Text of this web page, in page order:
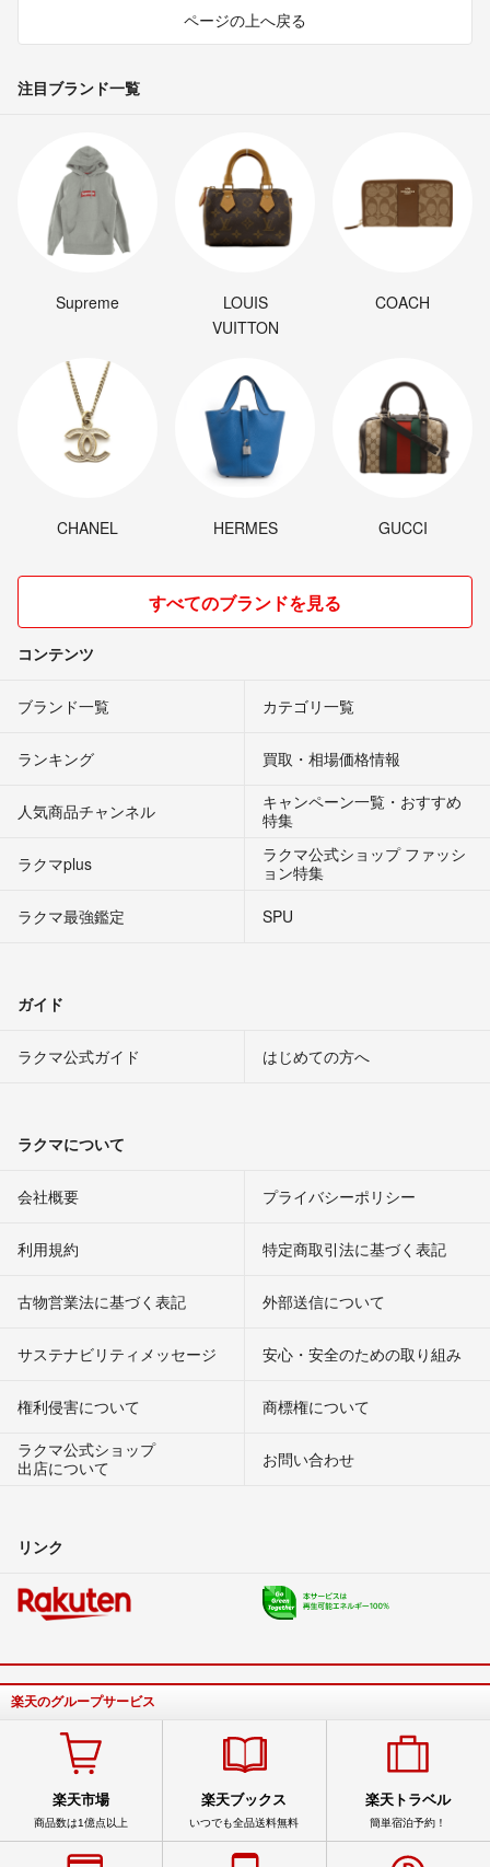
ページの上へ戻る
注目ブランド一覧
Supreme
LOUIS
VUITTON
COACH
CHANEL HERMES GUCCI
すべてのブランドを見る
コンテンツ
ブランド一覧 カテゴリ一覧
ランキング 買取・相場価格情報
人気商品チャンネル
キャンペーン一覧・おすすめ
特集
ラクマplus
ラクマ公式ショップ ファッシ
ョン特集
ラクマ最強鑑定
SPU
ガイド
ラクマ公式ガイド はじめての方へ
ラクマについて
会社概要 プライバシーポリシー
利用規約 特定商取引法に基づく表記
古物営業法に基づく表記 外部送信について
サステナビリティメッセージ 安心・安全のための取り組み
権利侵害について
商標権について
ラクマ公式ショップ
出店について
お問い合わせ
リンク
楽天のグループサービス
楽天市場
商品数は1億点以上
楽天ブックス
いつでも全品送料無料
楽天トラベル
簡単宿泊予約！